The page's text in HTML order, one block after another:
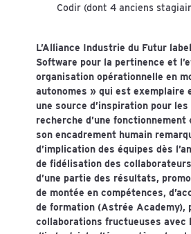
Codir (dont 4 anciens
L’Alliance Industrie du Futur
Software pour la pertinence et
organisation opérationnelle en
autonomes » qui est exemplaire
une source d’inspiration pour
recherche d’une fonctionnement
son encadrement humain
d’implication des équipes dès
de fidélisation des
d’une partie des résultats,
de montée en compétences,
de formation (Astrée Academy),
collaborations fructueuses avec